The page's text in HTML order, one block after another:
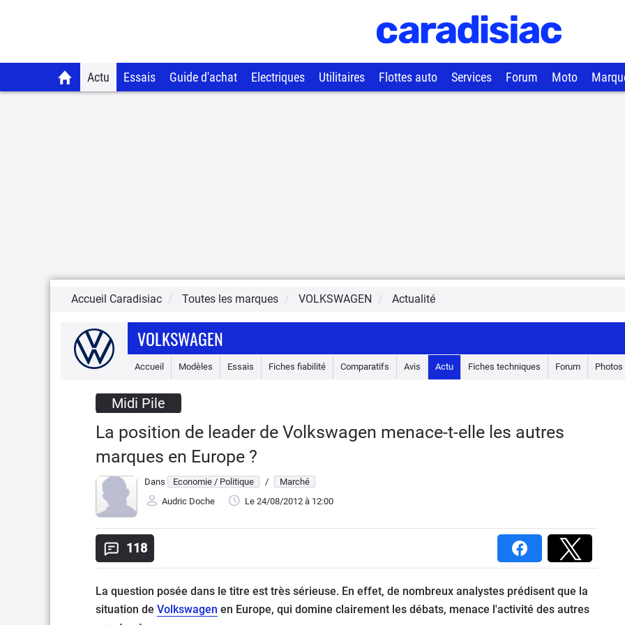
Actu Essais Guide d'achat Electriques Utilitaires Flottes auto Services Forum Moto
Accueil Caradisiac Toutes les marques VOLKSWAGEN Actualité
VOLKSWAGEN
Accueil Modèles Essais Fiches fiabilité Comparatifs Avis Actu Fiches techniques Forum Photos
Midi Pile
La position de leader de Volkswagen menace-t-elle les autres
marques en Europe ?
Dans Economie / Politique /
Marché
Audric Doche
Le 24/08/2012 à 12:00
118
La question posée dans le titre est très sérieuse. En effet, de nombreux analystes prédisent que la
situation de Volkswagen en Europe, qui domine clairement les débats, menace l'activité des autres